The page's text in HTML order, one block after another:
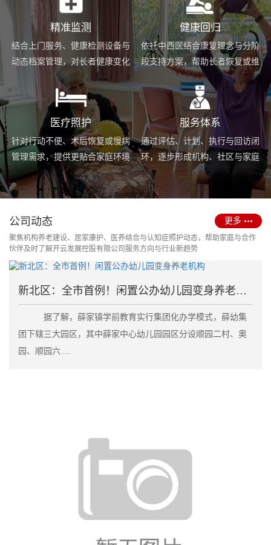
精准监测
结合上门服务、健康检测设备与
动态档案管理，对长者健康变化
进行持续跟踪与基础预警。
健康回归
依托中西医结合康复理念与分阶
段支持方案，帮助长者恢复或维
持身体功能，提升生活便利度。
医疗照护
针对行动不便、术后恢复或慢病
管理需求，提供更贴合家庭环境
的护理服务与用药协助支持。
服务体系
通过评估、计划、执行与回访闭
环，逐步形成机构、社区与家庭
场景协同的长期照护支持体系。
公司动态
聚焦机构养老建设、居家康护、医养结合与认知症照护动态，帮助家庭与合作
伙伴及时了解开云发展控股有限公司服务方向与行业新趋势
更多
新北区：全市首例！闲置公办幼儿园变身养老机构
据了解，薛家镇学前教育实行集团化办学模式，薛幼集
团下辖三大园区，其中薛家中心幼儿园园区分设顺园二村、奥
园、顺园六....